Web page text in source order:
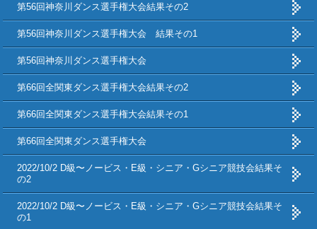
第56回神奈川ダンス選手権大会結果その2
第56回神奈川ダンス選手権大会 結果その1
第56回神奈川ダンス選手権大会
第66回全関東ダンス選手権大会結果その2
第66回全関東ダンス選手権大会結果その1
第66回全関東ダンス選手権大会
2022/10/2 D級〜ノービス・E級・シニア・Gシニア競技会結果そ
の2
2022/10/2 D級〜ノービス・E級・シニア・Gシニア競技会結果そ
の1